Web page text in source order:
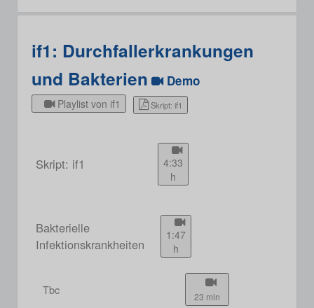
if1: Durchfallerkrankungen
und Bakterien
Demo
Playlist von if1 Skript: if1
Skript: if1
4:33
h
Bakterielle
Infektionskrankheiten
1:47
h
Tbc 23 min